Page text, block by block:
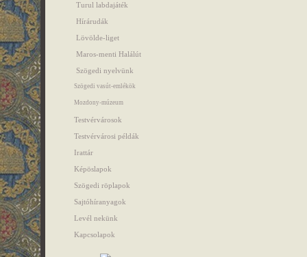
Turul labdajáték
Hírárudák
Lövölde-liget
Maros-menti Halálút
Szögedi nyelvünk
Szögedi vasút-emlékök
Mozdony-múzeum
Testvérvárosok
Testvérvárosi példák
Irattár
Képöslapok
Szögedi röplapok
Sajtóhíranyagok
Levél nekünk
Kapcsolapok